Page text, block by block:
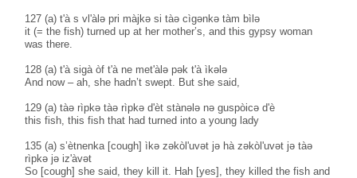
127 (a) t'à s vl'àlə pri màjkə si tàə cìgənkə tàm bìlə
it (= the fish) turned up at her mother’s, and this gypsy woman
was there.
128 (a) t'à sigà òf t'à ne met'àlə pək t'à ìkələ
And now – ah, she hadn’t swept. But she said,
129 (a) tàə rìpkə tàə rìpkə d'èt stànələ nə guspòicə d'è
this fish, this fish that had turned into a young lady
135 (a) s’ètnenka [cough] ìkə zəkòl'uvət jə hà zəkòl'uvət jə tàə
rìpkə jə iz'àvət
So [cough] she said, they kill it. Hah [yes], they killed the fish and